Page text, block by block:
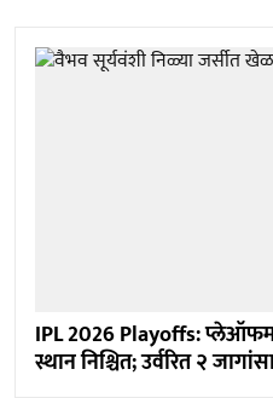
IPL 2026 Playoffs:
स्थान निश्चित; उर्वरित २